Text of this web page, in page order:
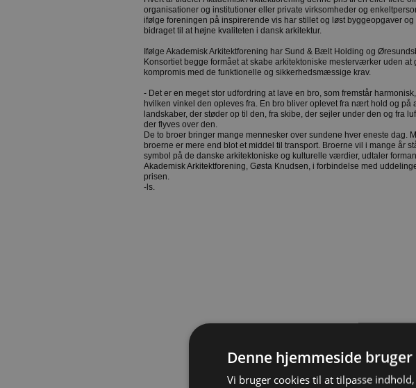
organisationer og institutioner eller private virksomheder og
ifølge foreningen på inspirerende vis har stillet og løst byggeopgaver og
bidraget til at højne kvaliteten i dansk arkitektur.
Ifølge Akademisk Arkitektforening har Sund & Bælt Holding og
Konsortiet begge formået at skabe arkitektoniske mesterværker uden at
kompromis med de funktionelle og sikkerhedsmæssige krav.
- Det er en meget stor udfordring at lave en bro, som fremstår
hvilken vinkel den opleves fra. En bro bliver oplevet fra nært hold og på
landskaber, der støder op til den, fra skibe, der sejler under den og fra
der flyves over den.
De to broer bringer mange mennesker over sundene hver eneste dag.
broerne er mere end blot et middel til transport. Broerne vil i mange år
symbol på de danske arkitektoniske og kulturelle værdier, udtaler
Akademisk Arkitektforening, Gøsta Knudsen, i forbindelse med
prisen.
-ls.
Denne hjemmeside
Vi bruger cookies til at tilpasse